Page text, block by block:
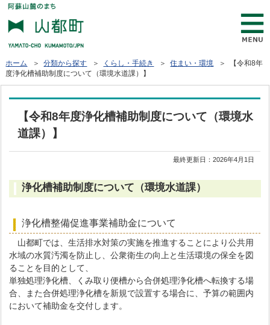
ホーム ＞分類から探す ＞ くらし・手続き ＞住まい・環境
＞ 【令和8年
度浄化槽補助制度について（環境水道課）】
【令和8年度浄化槽補助制度について（環境水
道課）】
最終更新日：2026年4月1日
浄化槽補助制度について（環境水道課）
浄化槽整備促進事業補助金について
山都町では、生活排水対策の実施を推進することにより公共用
水域の水質汚濁を防止し、公衆衛生の向上と生活環境の保全を図
ることを目的として、
単独処理浄化槽、くみ取り便槽から合併処理浄化槽へ転換する場
合、また合併処理浄化槽を新規で設置する場合に、予算の範囲内
において補助金を交付します。